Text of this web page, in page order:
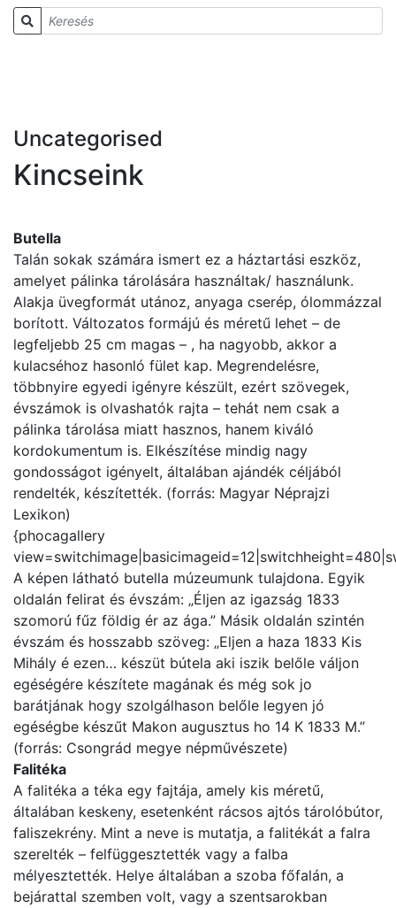
Uncategorised
Kincseink
Butella
Talán sokak számára ismert ez a háztartási eszköz,
amelyet pálinka tárolására használtak/ használunk.
Alakja üvegformát utánoz, anyaga cserép, ólommázzal
borított. Változatos formájú és méretű lehet – de
legfeljebb 25 cm magas – , ha nagyobb, akkor a
kulacséhoz hasonló fület kap. Megrendelésre,
többnyire egyedi igényre készült, ezért szövegek,
évszámok is olvashatók rajta – tehát nem csak a
pálinka tárolása miatt hasznos, hanem kiváló
kordokumentum is. Elkészítése mindig nagy
gondosságot igényelt, általában ajándék céljából
rendelték, készítették. (forrás: Magyar Néprajzi
Lexikon)
{phocagallery
A képen látható butella múzeumunk tulajdona. Egyik
oldalán felirat és évszám: „Éljen az igazság 1833
szomorú fűz földig ér az ága.” Másik oldalán szintén
évszám és hosszabb szöveg: „Eljen a haza 1833 Kis
Mihály é ezen… készüt bútela aki iszik belőle váljon
egéségére készítete magának és még sok jo
barátjának hogy szolgálhason belőle legyen jó
egéségbe készűt Makon augusztus ho 14 K 1833 M.”
(forrás: Csongrád megye népművészete)
Falitéka
A falitéka a téka egy fajtája, amely kis méretű,
általában keskeny, esetenként rácsos ajtós tárolóbútor,
faliszekrény. Mint a neve is mutatja, a falitékát a falra
szerelték – felfüggesztették vagy a falba
mélyesztették. Helye általában a szoba főfalán, a
bejárattal szemben volt, vagy a szentsarokban